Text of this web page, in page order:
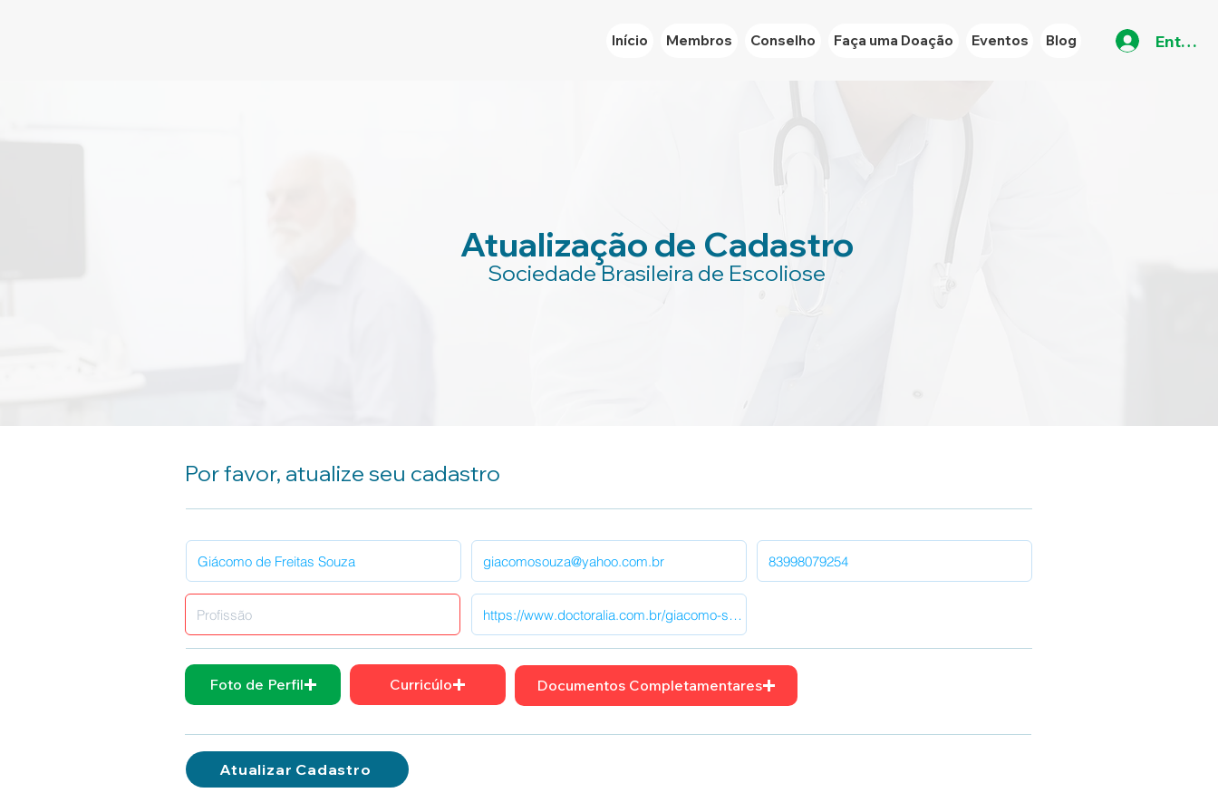
Início Membros Conselho Faça uma Doação Eventos Blog Entrar
Atualização de Cadastro
Sociedade Brasileira de Escoliose
Por favor, atualize seu cadastro
Foto de Perfil Curricúlo Documentos Completamentares
Atualizar Cadastro